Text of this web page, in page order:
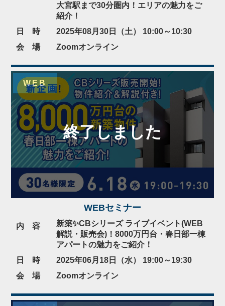
大宮駅まで30分圏内！エリアの魅力をご
紹介！
日 時
2025年08月30日（土） 10:00～10:30
会 場
Zoomオンライン
WEB
WEBセミナー
内 容
新築✨CBシリーズ ライブイベント(WEB
解説・販売会)！8000万円台・春日部一棟
アパートの魅力をご紹介！
日 時
2025年06月18日（水） 19:00～19:30
会 場
Zoomオンライン